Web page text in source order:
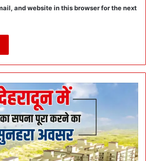
and website in this browser for the next